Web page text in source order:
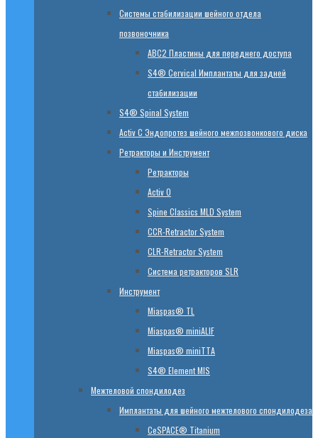
Системы стабилизации шейного отдела
позвоночника
ABC2 Пластины для переднего доступа
S4® Cervical Имплантаты для задней
стабилизации
S4® Spinal System
Activ C Эндопротез шейного межпозвонкового диска
Ретракторы и Инструмент
Ретракторы
Activ O
Spine Classics MLD System
CСR-Retractor System
CLR-Retractor System
Система ретракторов SLR
Инструмент
Miaspas® TL
Miaspas® miniALIF
Miaspas® miniTTA
S4® Element MIS
Межтеловой спондилодез
Имплантаты для шейного межтелового спондилодеза
CeSPACE® Titanium